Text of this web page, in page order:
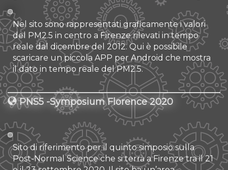
Nel sito sono rappresentati graficamente i valori
del PM2.5 in centro a Firenze rilevati in tempo
reale dal dicembre del 2012. Qui è possibile
scaricare un piccola APP per Android che mostra
il dato in tempo reale del PM2.5.
PNS5 -Symposium Florence 2020
Sito di riferimento per il quinto simposio sulla
Post-Normal Science che si terrà a Firenze tra il 21